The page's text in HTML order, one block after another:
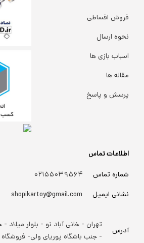
کیف و
اسباب
اسباب
اسباب بازی
اتاق کودک
اطلاعات تماس
شماره تماس
۰۲۱۵۵۰۳۹۵۶۴
نشانی ایمیل
shopikartoy@gmail.com
آدرس
تهران - خانی آباد نو - بلوار میلاد
- جنب باشگاه پوریای ولی- فروشگاه
فروش اقساطی
نحوه ارسال
اسباب بازی ها
مقاله ها
پرسش و پاسخ